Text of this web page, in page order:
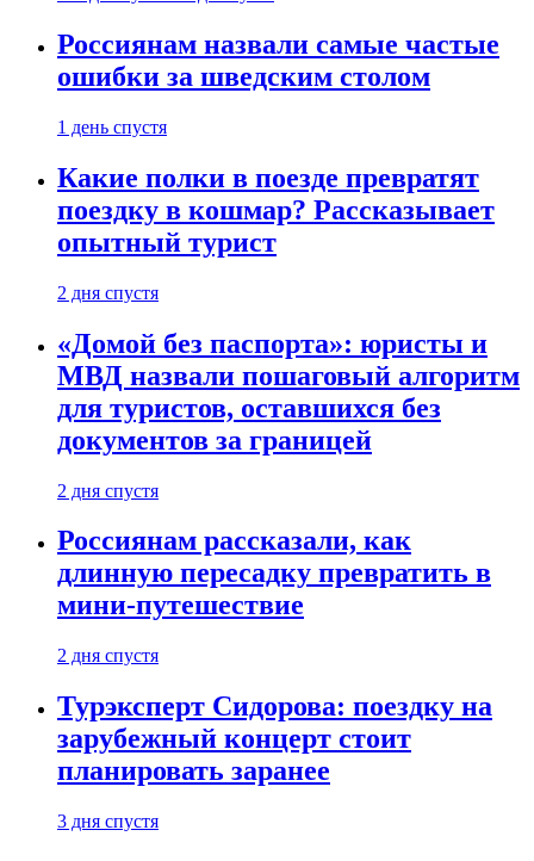
Россиянам назвали самые частые
ошибки за шведским столом
1 день спустя
Какие полки в поезде превратят
поездку в кошмар? Рассказывает
опытный турист
2 дня спустя
«Домой без паспорта»: юристы и
МВД назвали пошаговый алгоритм
для туристов, оставшихся без
документов за границей
2 дня спустя
Россиянам рассказали, как
длинную пересадку превратить в
мини-путешествие
2 дня спустя
Турэксперт Сидорова: поездку на
зарубежный концерт стоит
планировать заранее
3 дня спустя